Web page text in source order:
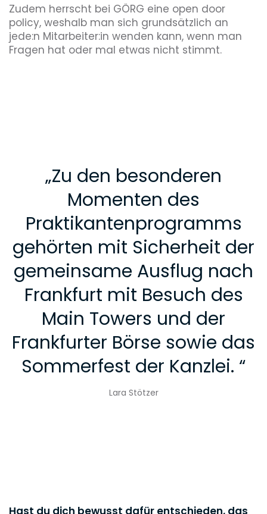
Zudem herrscht bei GÖRG eine open door
policy, weshalb man sich grundsätzlich an
jede:n Mitarbeiter:in wenden kann, wenn man
Fragen hat oder mal etwas nicht stimmt.
„Zu den besonderen
Momenten des
Praktikantenprogramms
gehörten mit Sicherheit der
gemeinsame Ausflug nach
Frankfurt mit Besuch des
Main Towers und der
Frankfurter Börse sowie das
Sommerfest der Kanzlei. “
Lara Stötzer
Hast du dich bewusst dafür entschieden, das